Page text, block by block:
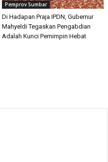
Pemprov Sumbar
Di Hadapan Praja IPDN, Gubernur
Mahyeldi Tegaskan Pengabdian
Adalah Kunci Pemimpin Hebat